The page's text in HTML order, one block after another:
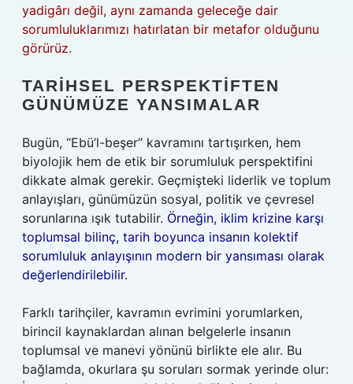
yadigârı değil, aynı zamanda geleceğe dair
sorumluluklarımızı hatırlatan bir metafor olduğunu
görürüz.
TARIHSEL PERSPEKTIFTEN
GÜNÜMÜZE YANSIMALAR
Bugün, “Ebü’l-beşer” kavramını tartışırken, hem
biyolojik hem de etik bir sorumluluk perspektifini
dikkate almak gerekir. Geçmişteki liderlik ve toplum
anlayışları, günümüzün sosyal, politik ve çevresel
sorunlarına ışık tutabilir. Örneğin, iklim krizine karşı
toplumsal bilinç, tarih boyunca insanın kolektif
sorumluluk anlayışının modern bir yansıması olarak
değerlendirilebilir.
Farklı tarihçiler, kavramın evrimini yorumlarken,
birincil kaynaklardan alınan belgelerle insanın
toplumsal ve manevi yönünü birlikte ele alır. Bu
bağlamda, okurlara şu soruları sormak yerinde olur: